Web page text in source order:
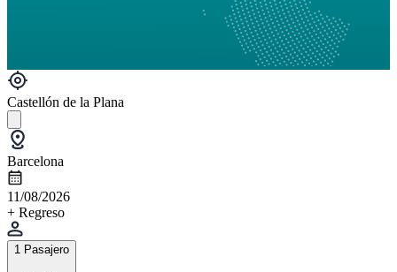
Castellón de la Plana
Barcelona
11/08/2026
+ Regreso
1 Pasajero